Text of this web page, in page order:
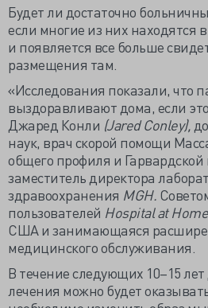
Будет ли достаточно
если многие из них находятся
и появляется все больше
размещения там.
«Исследования показали, что
выздоравливают дома, если
Джаред Конли (Jared Conley),
наук, врач скорой помощи
общего профиля и
заместитель директора
здравоохранения MGH.
пользователей Hospital at Home
США и занимающаяся
медицинского обслуживания.
В течение следующих 10–15
лечения можно будет